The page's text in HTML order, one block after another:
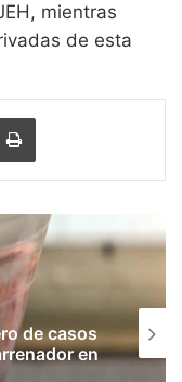
mientras
de esta
email Imprimir
Allende